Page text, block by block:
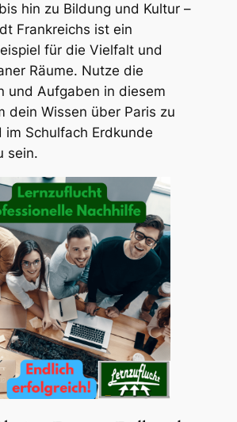
hin zu Bildung und Kultur –
Frankreichs ist ein
für die Vielfalt und
Räume. Nutze die
und Aufgaben in diesem
dein Wissen über Paris zu
Schulfach Erdkunde
sein.